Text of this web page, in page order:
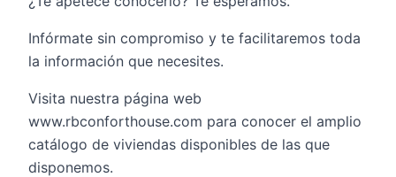
Infórmate sin compromiso y te facilitaremos toda
la información que necesites.
Visita nuestra página web
www.rbconforthouse.com para conocer el amplio
catálogo de viviendas disponibles de las que
disponemos.